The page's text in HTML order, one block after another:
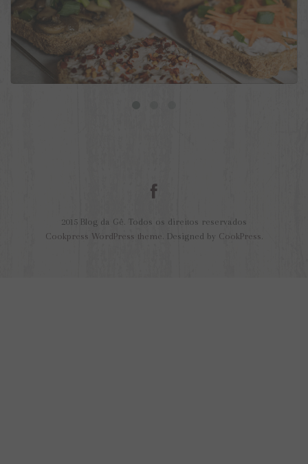
2015 Blog da Gê. Todos os direitos reservados
Cookpress WordPress theme. Designed by CookPress.